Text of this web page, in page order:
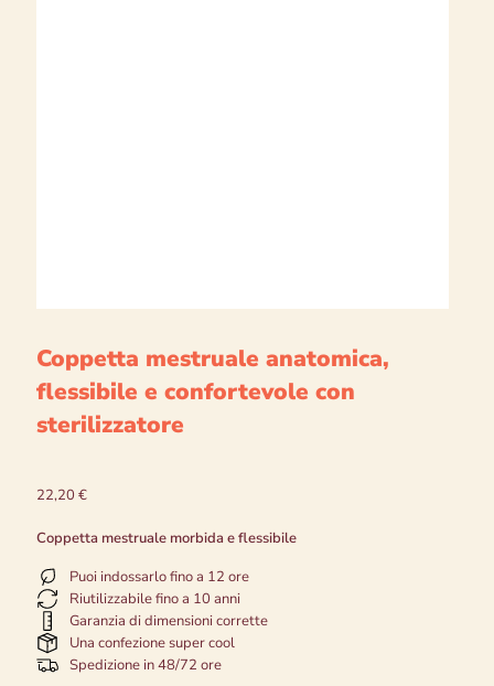
Coppetta mestruale anatomica,
flessibile e confortevole con
sterilizzatore
22,20 €
Coppetta mestruale morbida e flessibile
Puoi indossarlo fino a 12 ore
Riutilizzabile fino a 10 anni
Garanzia di dimensioni corrette
Una confezione super cool
Spedizione in 48/72 ore